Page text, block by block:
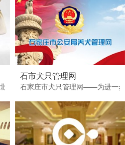
信息产业投资集团有限公司的全资子
石市犬只管理网
石家庄市犬只管理网——为进一步